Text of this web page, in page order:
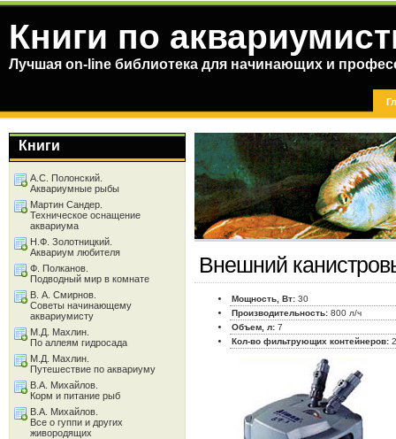
Книги по
Лучшая on-line библиотека для начинающих и
Внешний
Мощность, Вт: 30
Производительность: 800 л/ч
Объем, л: 7
Кол-во фильтрующих контейнеров: 2
Книги
А.С. Полонский.
Аквариумные рыбы
Мартин Сандер.
Техническое оснащение
аквариума
Н.Ф. Золотницкий.
Аквариум любителя
Ф. Полканов.
Подводный мир в комнате
В. А. Смирнов.
Советы начинающему
аквариумисту
М.Д. Махлин.
По аллеям гидросада
М.Д. Махлин.
Путешествие по аквариуму
В.А. Михайлов.
Корм и питание рыб
В.А. Михайлов.
Все о гуппи и других
живородящих